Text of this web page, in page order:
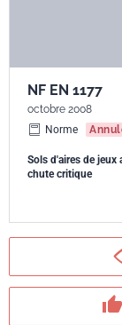
NF EN 1177
octobre 2008
Norme
Sols d'aires de
chute critique
thumb_up